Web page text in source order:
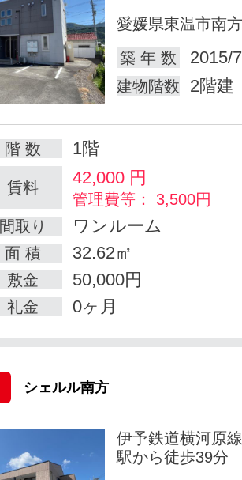
愛媛県東温市南方
築 年 数
2015/
建物階数 2階建
階 数 1階
賃料 42,000 円
管理費等： 3,500円
間取り
ワンルーム
面 積 32.62㎡
敷金 50,000円
礼金 0ヶ月
シェルル南方
伊予鉄道横河原
駅から徒歩39分